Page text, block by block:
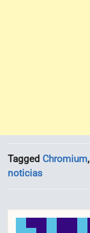
Tagged Chromium,
noticias